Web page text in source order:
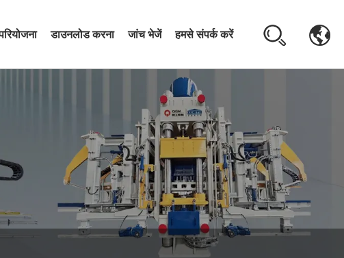
डाउनलोड करना जांच भेजें हमसे संपर्क करें